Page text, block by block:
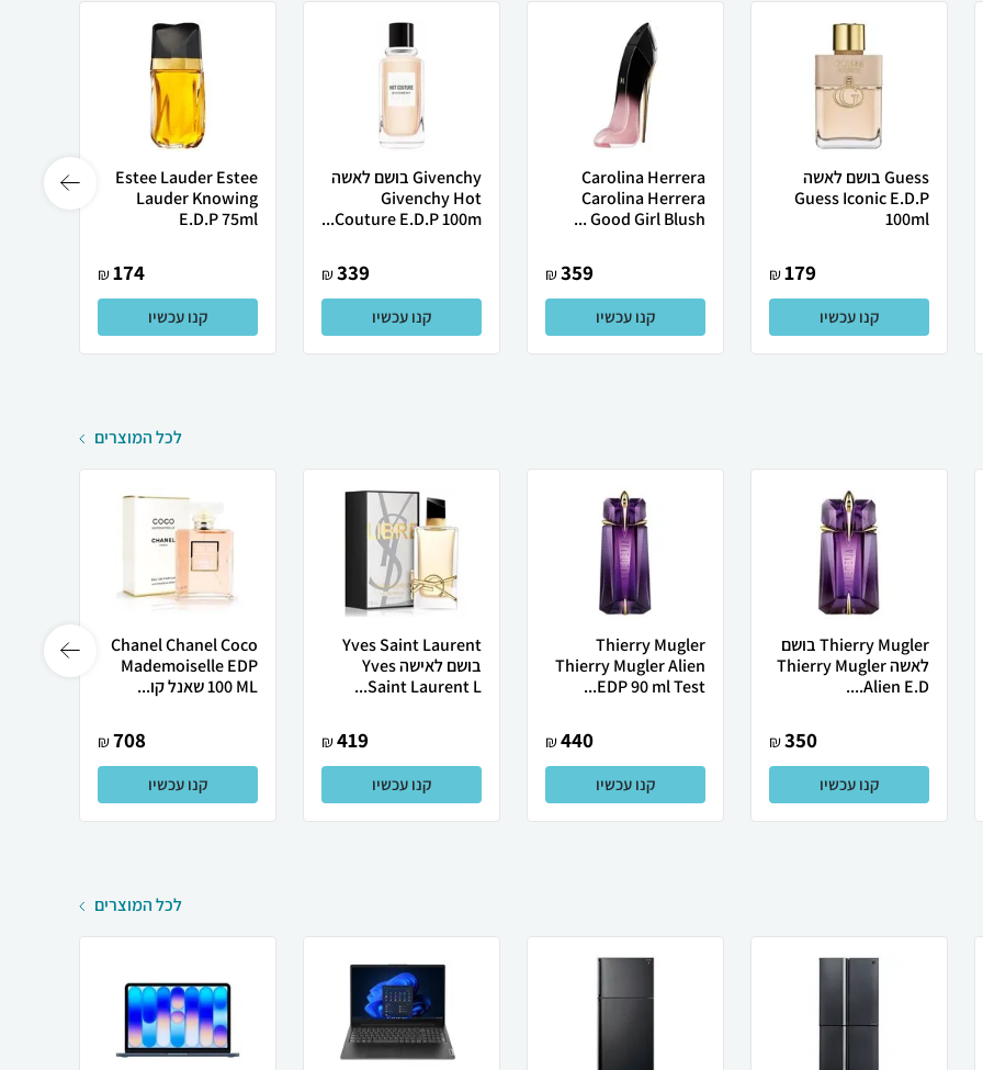
Guess בושם לאשה
Guess Iconic E.D.P
100ml
179
₪
קנו עכשיו
Carolina Herrera
Carolina Herrera
Good Girl Blush ...
359
₪
קנו עכשיו
Givenchy בושם לאשה
Givenchy Hot
Couture E.D.P 100m...
339
₪
קנו עכשיו
Estee Lauder Estee
Lauder Knowing
E.D.P 75ml
174
₪
קנו עכשיו
לכל המוצרים
Thierry Mugler בושם
לאשה Thierry Mugler
Alien E.D....
350
₪
קנו עכשיו
Thierry Mugler
Thierry Mugler Alien
EDP 90 ml Test...
440
₪
קנו עכשיו
Yves Saint Laurent
בושם לאישה Yves
Saint Laurent L...
419
₪
קנו עכשיו
Chanel Chanel Coco
Mademoiselle EDP
100 ML שאנל קו...
708
₪
קנו עכשיו
לכל המוצרים